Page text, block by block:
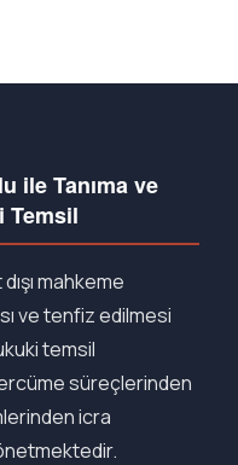
ile Tanıma ve
Temsil
mahkeme
ve tenfiz edilmesi
temsil
süreçlerinden
icra